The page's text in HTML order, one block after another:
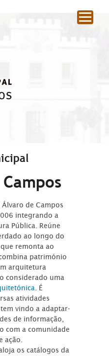
de Campos
integrando a
Pública. Reúne
ao longo do
que remonta ao
património
arquitetura
considerado uma
. É
atividades
vindo a adaptar-
de informação,
com a comunidade
ação.
os catálogos da